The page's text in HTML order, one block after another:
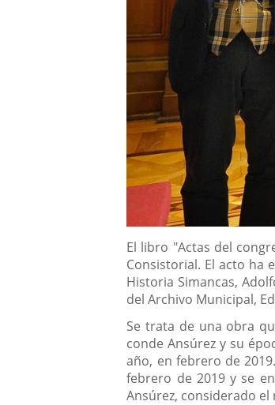
Descripción
El libro "Actas del
Consistorial. El acto ha
Historia Simancas,
del Archivo Municipal,
Se trata de una obra
conde Ansúrez y su
año, en febrero de
febrero de 2019 y se
Ansúrez, considerado